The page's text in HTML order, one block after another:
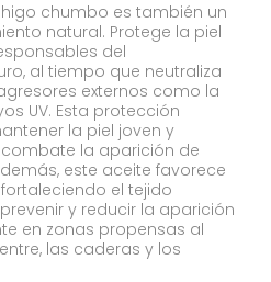
chumbo es también un
natural. Protege la piel
del
al tiempo que neutraliza
externos como la
UV. Esta protección
la piel joven y
la aparición de
este aceite favorece
el tejido
y reducir la aparición
en zonas propensas al
las caderas y los